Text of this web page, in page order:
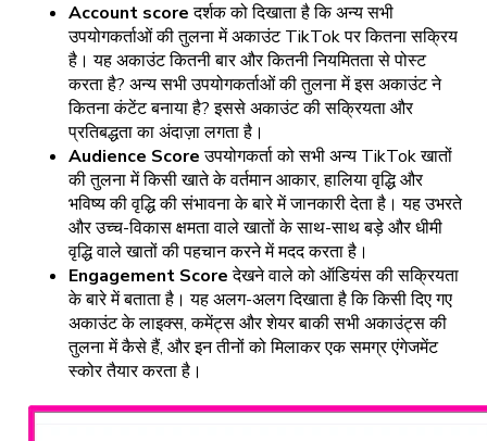
Account scoreदर्शक को दिखाता है कि अन्य सभी
उपयोगकर्ताओं की तुलना में अकाउंट TikTok पर कितना सक्रिय
है। यह अकाउंट कितनी बार और कितनी नियमितता से पोस्ट
करता है? अन्य सभी उपयोगकर्ताओं की तुलना में इस अकाउंट ने
कितना कंटेंट बनाया है? इससे अकाउंट की सक्रियता और
प्रतिबद्धता का अंदाज़ा लगता है।
Audience Scoreउपयोगकर्ता को सभी अन्य TikTok खातों
की तुलना में किसी खाते के वर्तमान आकार, हालिया वृद्धि और
भविष्य की वृद्धि की संभावना के बारे में जानकारी देता है। यह उभरते
और उच्च-विकास क्षमता वाले खातों के साथ-साथ बड़े और धीमी
वृद्धि वाले खातों की पहचान करने में मदद करता है।
Engagement Scoreदेखने वाले कोऑडियंस की सक्रियता
के बारे में बताता है। यह अलग-अलग दिखाता है कि किसी दिए गए
अकाउंट के लाइक्स, कमेंट्स और शेयर बाकी सभी अकाउंट्स की
तुलना में कैसे हैं, और इन तीनों को मिलाकर एक समग्र एंगेजमेंट
स्कोर तैयार करता है।